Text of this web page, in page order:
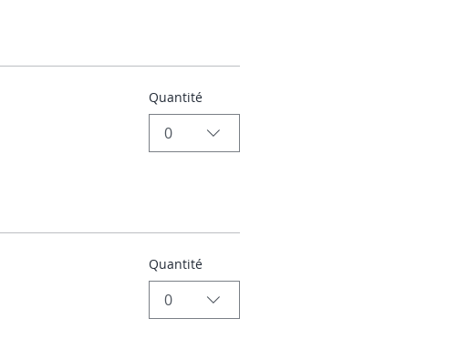
Quantité
0
Quantité
0